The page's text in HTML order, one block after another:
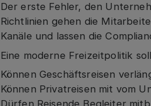
Der erste Fehler, den
Richtlinien gehen die
Kanäle und lassen die
Eine moderne Freizeitpolitik
Können Geschäftsreisen
Können Privatreisen mit vom